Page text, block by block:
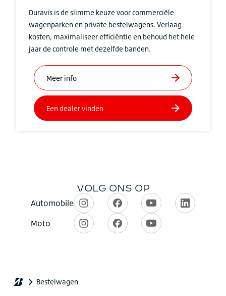
Duravis is de slimme keuze voor commerciële
wagenparken en private bestelwagens. Verlaag
kosten, maximaliseer efficiëntie en behoud het hele
jaar de controle met dezelfde banden.